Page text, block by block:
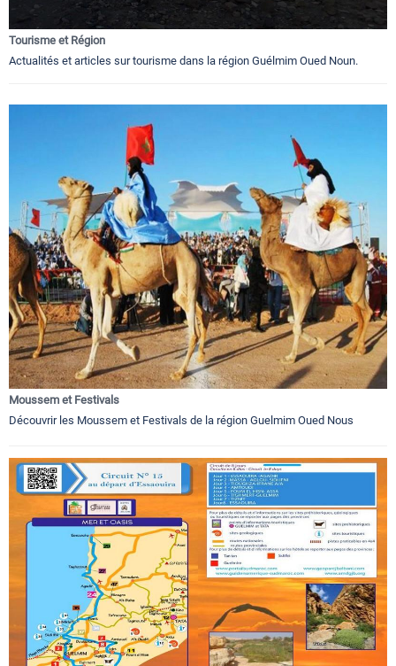
Tourisme et Région
Actualités et articles sur tourisme dans la région Guélmim Oued Noun.
Moussem et Festivals
Découvrir les Moussem et Festivals de la région Guelmim Oued Nous